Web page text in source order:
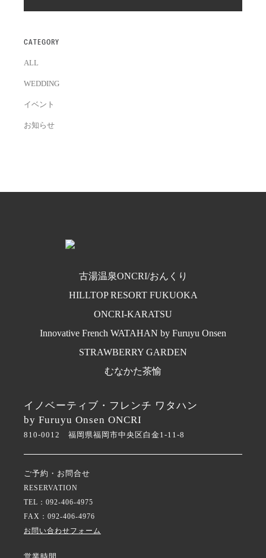
CATEGORY
ALL
WEDDING
イベント
お知らせ
古湯温泉ONCRI/おんくり
HILLTOP RESORT FUKUOKA
ONCRI‐KARATSU
Innovative French WATAHAN by Furuyu Onsen
STRAWBERRY GARDEN
むなかた茶愉
イノベーティブ・フレンチ ワタハン
by Furuyu Onsen ONCRI
810-0012 福岡県福岡市中央区白金1-11-8
ご予約・お問合せ
RESERVATION
TEL：092-406-4975
FAX：092-406-4976
お問い合わせフォーム